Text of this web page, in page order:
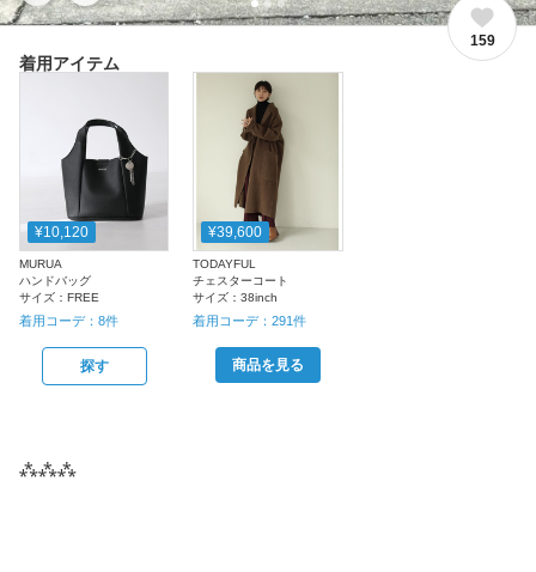
159
着用アイテム
¥10,120
MURUA
ハンドバッグ
サイズ： FREE
着用コーデ： 8件
探す
¥39,600
TODAYFUL
チェスターコート
サイズ：38inch
着用コーデ：291件
商品を見る
⁂⁂⁂